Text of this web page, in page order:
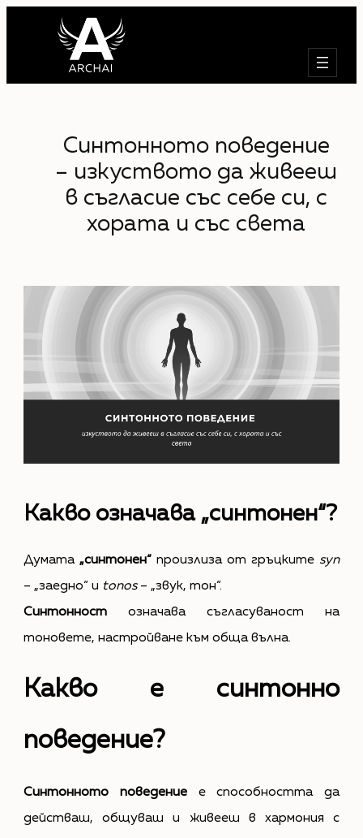
Синтонното поведение
– изкуството да живееш
в съгласие със себе си, с
хората и със света
Какво означава „синтонен“?
Думата „синтонен“произлиза от гръцките syn
– „заедно“ и tonos– „звук, тон“.
Синтонностозначава съгласуваност на
тоновете, настройване към обща вълна.
Какво е синтонно
поведение?
Синтонното поведениее способността да
действаш, общуваш и живееш в хармония с